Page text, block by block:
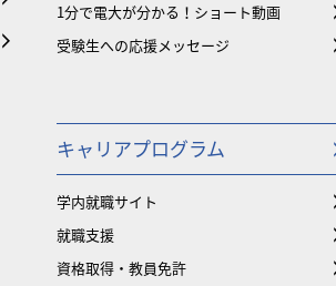
1分で電大が分かる！ショート動画
受験生への応援メッセージ
キャリアプログラム
学内就職サイト
就職支援
資格取得・教員免許